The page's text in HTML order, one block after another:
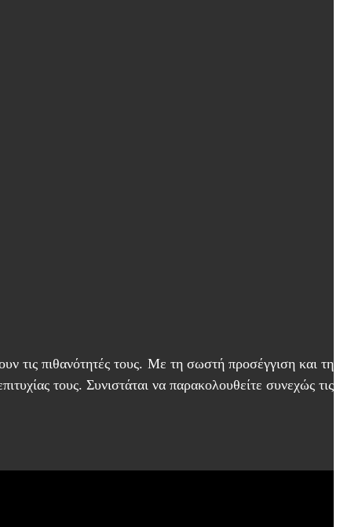
τις πιθανότητές τους. Με τη σωστή προσέγγιση και τη
τους. Συνιστάται να παρακολουθείτε συνεχώς τις